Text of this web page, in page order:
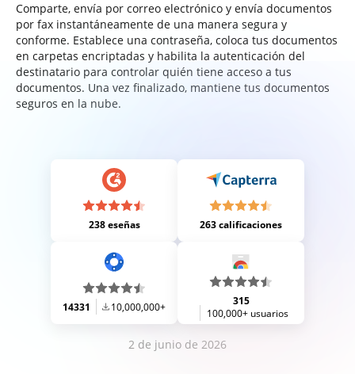
Comparte, envía por correo electrónico y envía documentos
por fax instantáneamente de una manera segura y
conforme. Establece una contraseña, coloca tus documentos
en carpetas encriptadas y habilita la autenticación del
destinatario para controlar quién tiene acceso a tus
documentos. Una vez finalizado, mantiene tus documentos
seguros en la nube.
238 eseñas 263 calificaciones
14331 10,000,000+
315
100,000+ usuarios
2 de junio de 2026